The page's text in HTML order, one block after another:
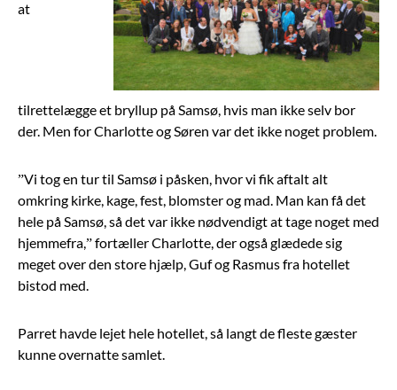
at
tilrettelægge et bryllup på Samsø, hvis man ikke selv bor
der. Men for Charlotte og Søren var det ikke noget problem.
”Vi tog en tur til Samsø i påsken, hvor vi fik aftalt alt
omkring kirke, kage, fest, blomster og mad. Man kan få det
hele på Samsø, så det var ikke nødvendigt at tage noget med
hjemmefra,” fortæller Charlotte, der også glædede sig
meget over den store hjælp, Guf og Rasmus fra hotellet
bistod med.
Parret havde lejet hele hotellet, så langt de fleste gæster
kunne overnatte samlet.